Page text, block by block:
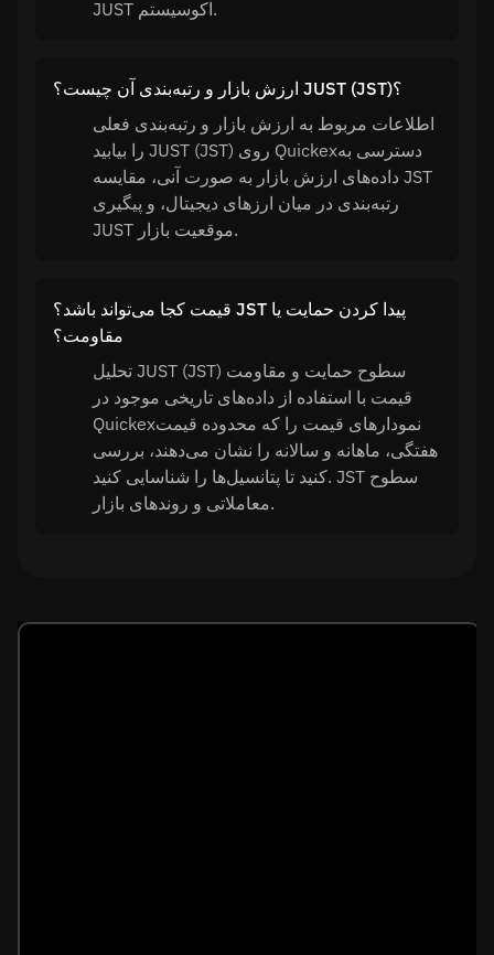
JUST اکوسیستم.
ارزش بازار و رتبه‌بندی آن چیست؟ JUST (JST)؟
اطلاعات مربوط به ارزش بازار و رتبه‌بندی فعلی
را بیابید JUST (JST) روی Quickexدسترسی به
داده‌های ارزش بازار به صورت آنی، مقایسه JST
رتبه‌بندی در میان ارزهای دیجیتال، و پیگیری
JUST موقعیت بازار.
قیمت کجا می‌تواند باشد؟ JST پیدا کردن حمایت یا
مقاومت؟
تحلیل JUST (JST) سطوح حمایت و مقاومت
قیمت با استفاده از داده‌های تاریخی موجود در
Quickexنمودارهای قیمت را که محدوده قیمت
هفتگی، ماهانه و سالانه را نشان می‌دهند، بررسی
کنید تا پتانسیل‌ها را شناسایی کنید. JST سطوح
معاملاتی و روندهای بازار.